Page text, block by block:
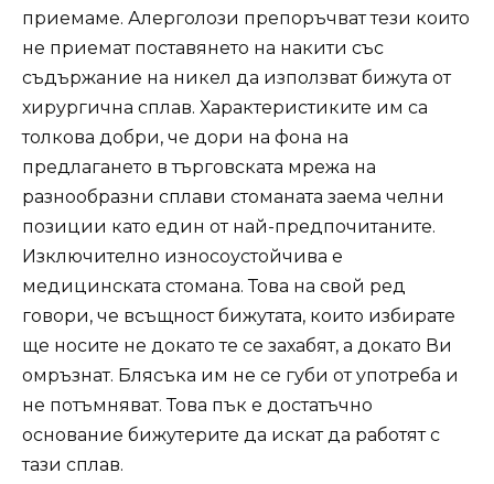
приемаме. Алерголози препоръчват тези които
не приемат поставянето на накити със
съдържание на никел да използват бижута от
хирургична сплав. Характеристиките им са
толкова добри, че дори на фона на
предлагането в търговската мрежа на
разнообразни сплави стоманата заема челни
позиции като един от най-предпочитаните.
Изключително износоустойчива е
медицинската стомана. Това на свой ред
говори, че всъщност бижутата, които избирате
ще носите не докато те се захабят, а докато Ви
омръзнат. Блясъка им не се губи от употреба и
не потъмняват. Това пък е достатъчно
основание бижутерите да искат да работят с
тази сплав.